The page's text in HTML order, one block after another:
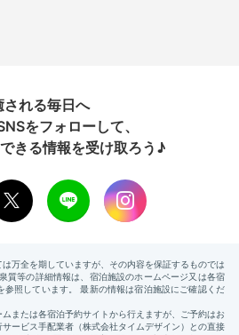
される毎日へ
をフォローして、
きる情報を受け取ろう♪